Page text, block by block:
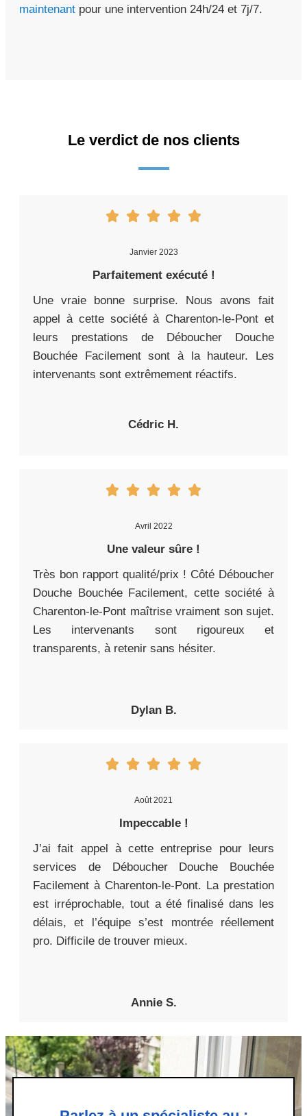
maintenant pour une intervention 24h/24 et 7j/7.
Le verdict de nos clients
Janvier 2023
Parfaitement exécuté !
Une vraie bonne surprise. Nous avons fait
appel à cette société à Charenton-le-Pont et
leurs prestations de Déboucher Douche
Bouchée Facilement sont à la hauteur. Les
intervenants sont extrêmement réactifs.
Cédric H.
Avril 2022
Une valeur sûre !
Très bon rapport qualité/prix ! Côté Déboucher
Douche Bouchée Facilement, cette société à
Charenton-le-Pont maîtrise vraiment son sujet.
Les intervenants sont rigoureux et
transparents, à retenir sans hésiter.
Dylan B.
Août 2021
Impeccable !
J’ai fait appel à cette entreprise pour leurs
services de Déboucher Douche Bouchée
Facilement à Charenton-le-Pont. La prestation
est irréprochable, tout a été finalisé dans les
délais, et l’équipe s’est montrée réellement
pro. Difficile de trouver mieux.
Annie S.